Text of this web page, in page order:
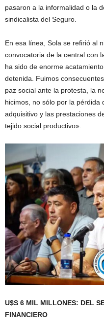
pasaron a la informalidad o la
sindicalista del Seguro.
En esa línea, Sola se refirió al
convocatoria de la central con
ha sido de enorme
detenida. Fuimos
paz social ante la protesta, la
hicimos, no sólo por la
adquisitivo y las prestaciones
tejido social productivo».
U$S 6 MIL MILLONES: DEL
FINANCIERO